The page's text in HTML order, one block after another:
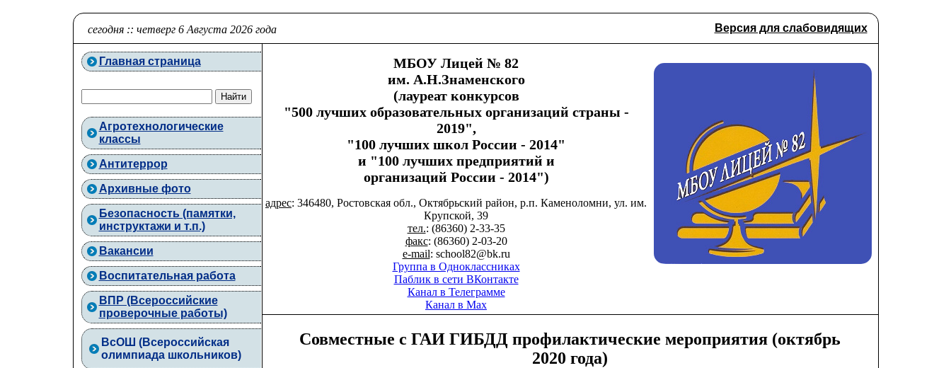
сегодня :: четверг 6 Августа 2026 года Версия для слабовидящих
Главная страница
Агротехнологические
классы
Антитеррор
Архивные фото
Безопасность (памятки,
инструктажи и т.п.)
Вакансии
Воспитательная работа
ВПР (Всероссийские
проверочные работы)
ВcОШ (Всероссийская
олимпиада школьников)
МБОУ Лицей № 82
им. А.Н.Знаменского
(лауреат конкурсов
"500 лучших образовательных организаций страны -
2019",
"100 лучших школ России - 2014"
и "100 лучших предприятий и
организаций России - 2014")
адрес: 346480, Ростовская обл., Октябрьский район, р.п. Каменоломни, ул. им.
Крупской, 39
тел.: (86360) 2-33-35
факс: (86360) 2-03-20
e-mail: school82@bk.ru
Группа в Одноклассниках
Паблик в сети ВКонтакте
Канал в Телеграмме
Канал в Max
Совместные с ГАИ ГИБДД профилактические мероприятия (октябрь
2020 года)